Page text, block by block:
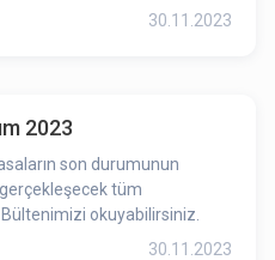
ve bunları doğrudan
30.11.2023
2023
son durumunun
tüm
okuyabilirsiniz.
30.11.2023